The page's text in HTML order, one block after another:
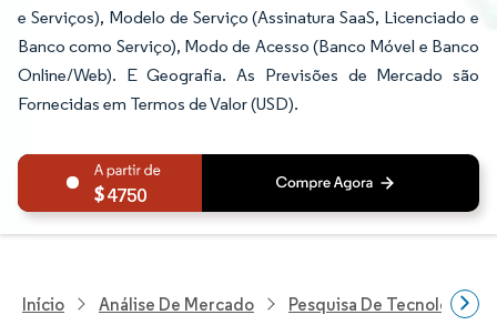
e Serviços), Modelo de Serviço (Assinatura SaaS, Licenciado e
Banco como Serviço), Modo de Acesso (Banco Móvel e Banco
Online/Web). E Geografia. As Previsões de Mercado são
Fornecidas em Termos de Valor (USD).
4750
Início Análise De Mercado Pesquisa De Tecnologia,